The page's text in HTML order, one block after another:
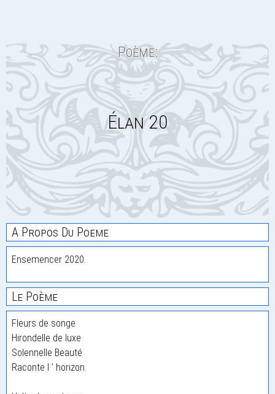
Poème:
Élan 20
A Propos Du Poeme
Ensemencer 2020.
Le Poème
Fleurs de songe
Hirondelle de luxe
Solennelle Beauté
Raconte l ’ horizon.